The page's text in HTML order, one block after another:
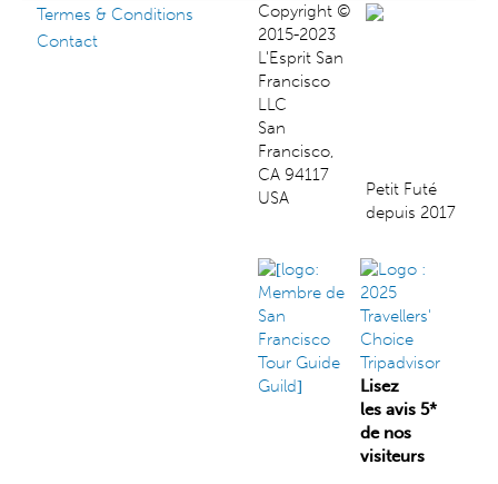
Termes & Conditions
Contact
Copyright ©
2015-2023
L'Esprit San
Francisco
LLC
San
Francisco,
CA 94117
USA
Petit Futé
depuis 2017
Lisez
les avis 5*
de nos
visiteurs